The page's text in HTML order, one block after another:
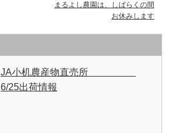
まるよし農園は、しばらくの間
お休みします
JA小机農産物直売所
6/25出荷情報